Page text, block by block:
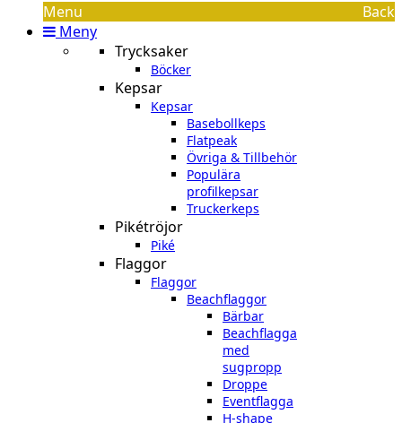
Menu
Back
Meny
Trycksaker
Böcker
Kepsar
Kepsar
Basebollkeps
Flatpeak
Övriga & Tillbehör
Populära
profilkepsar
Truckerkeps
Pikétröjor
Piké
Flaggor
Flaggor
Beachflaggor
Bärbar
Beachflagga
med
sugpropp
Droppe
Eventflagga
H-shape